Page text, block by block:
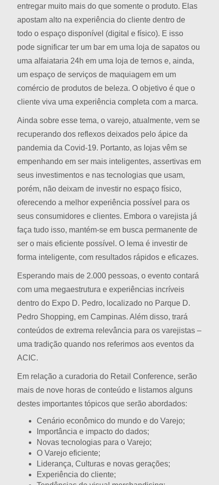
entregar muito mais do que somente o produto. Elas
apostam alto na experiência do cliente dentro de
todo o espaço disponível (digital e físico). E isso
pode significar ter um bar em uma loja de sapatos ou
uma alfaiataria 24h em uma loja de ternos e, ainda,
um espaço de serviços de maquiagem em um
comércio de produtos de beleza. O objetivo é que o
cliente viva uma experiência completa com a marca.
Ainda sobre esse tema, o varejo, atualmente, vem se
recuperando dos reflexos deixados pelo ápice da
pandemia da Covid-19. Portanto, as lojas vêm se
empenhando em ser mais inteligentes, assertivas em
seus investimentos e nas tecnologias que usam,
porém, não deixam de investir no espaço físico,
oferecendo a melhor experiência possível para os
seus consumidores e clientes. Embora o varejista já
faça tudo isso, mantém-se em busca permanente de
ser o mais eficiente possível. O lema é investir de
forma inteligente, com resultados rápidos e eficazes.
Esperando mais de 2.000 pessoas, o evento contará
com uma megaestrutura e experiências incríveis
dentro do Expo D. Pedro, localizado no Parque D.
Pedro Shopping, em Campinas. Além disso, trará
conteúdos de extrema relevância para os varejistas –
uma tradição quando nos referimos aos eventos da
ACIC.
Em relação a curadoria do Retail Conference, serão
mais de nove horas de conteúdo e listamos alguns
destes importantes tópicos que serão abordados:
Cenário econômico do mundo e do Varejo;
Importância e impacto do dados;
Novas tecnologias para o Varejo;
O Varejo eficiente;
Liderança, Culturas e novas gerações;
Experiência do cliente;